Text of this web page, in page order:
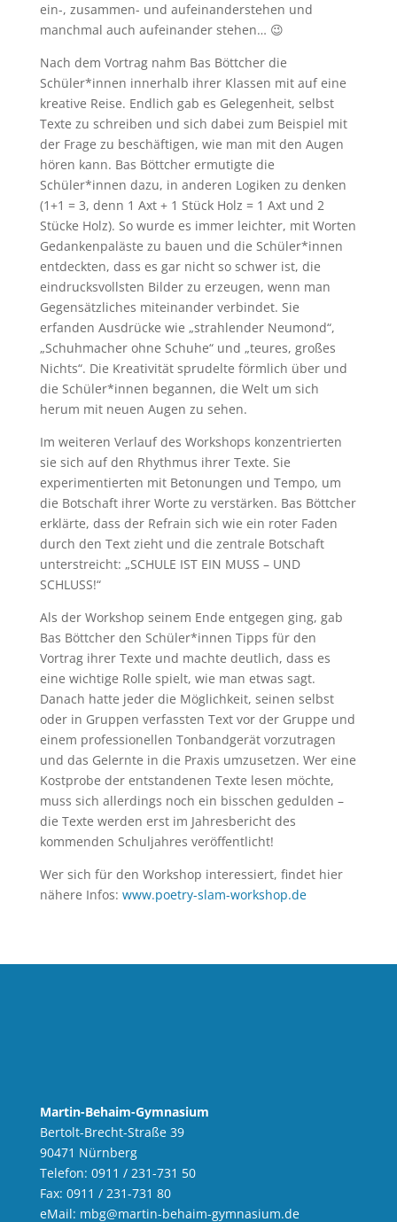
ein-, zusammen- und aufeinanderstehen und
manchmal auch aufeinander stehen… 😉
Nach dem Vortrag nahm Bas Böttcher die
Schüler*innen innerhalb ihrer Klassen mit auf eine
kreative Reise. Endlich gab es Gelegenheit, selbst
Texte zu schreiben und sich dabei zum Beispiel mit
der Frage zu beschäftigen, wie man mit den Augen
hören kann. Bas Böttcher ermutigte die
Schüler*innen dazu, in anderen Logiken zu denken
(1+1 = 3, denn 1 Axt + 1 Stück Holz = 1 Axt und 2
Stücke Holz). So wurde es immer leichter, mit Worten
Gedankenpaläste zu bauen und die Schüler*innen
entdeckten, dass es gar nicht so schwer ist, die
eindrucksvollsten Bilder zu erzeugen, wenn man
Gegensätzliches miteinander verbindet. Sie
erfanden Ausdrücke wie „strahlender Neumond“,
„Schuhmacher ohne Schuhe“ und „teures, großes
Nichts“. Die Kreativität sprudelte förmlich über und
die Schüler*innen begannen, die Welt um sich
herum mit neuen Augen zu sehen.
Im weiteren Verlauf des Workshops konzentrierten
sie sich auf den Rhythmus ihrer Texte. Sie
experimentierten mit Betonungen und Tempo, um
die Botschaft ihrer Worte zu verstärken. Bas Böttcher
erklärte, dass der Refrain sich wie ein roter Faden
durch den Text zieht und die zentrale Botschaft
unterstreicht: „SCHULE IST EIN MUSS – UND
SCHLUSS!“
Als der Workshop seinem Ende entgegen ging, gab
Bas Böttcher den Schüler*innen Tipps für den
Vortrag ihrer Texte und machte deutlich, dass es
eine wichtige Rolle spielt, wie man etwas sagt.
Danach hatte jeder die Möglichkeit, seinen selbst
oder in Gruppen verfassten Text vor der Gruppe und
einem professionellen Tonbandgerät vorzutragen
und das Gelernte in die Praxis umzusetzen. Wer eine
Kostprobe der entstandenen Texte lesen möchte,
muss sich allerdings noch ein bisschen gedulden –
die Texte werden erst im Jahresbericht des
kommenden Schuljahres veröffentlicht!
Wer sich für den Workshop interessiert, findet hier
nähere Infos: www.poetry-slam-workshop.de
Martin-Behaim-Gymnasium
Bertolt-Brecht-Straße 39
90471 Nürnberg
Telefon: 0911 / 231-731 50
Fax: 0911 / 231-731 80
eMail: mbg@martin-behaim-gymnasium.de